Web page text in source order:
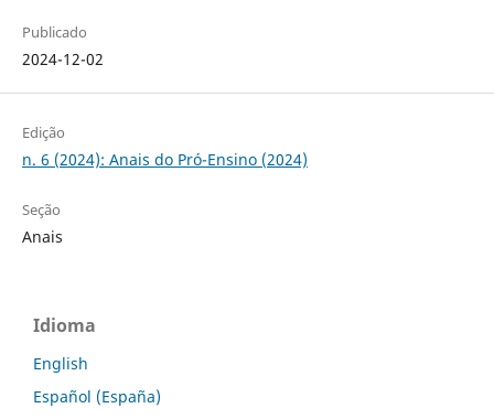
Publicado
2024-12-02
Edição
n. 6 (2024): Anais do Pró-Ensino (2024)
Seção
Anais
Idioma
English
Español (España)